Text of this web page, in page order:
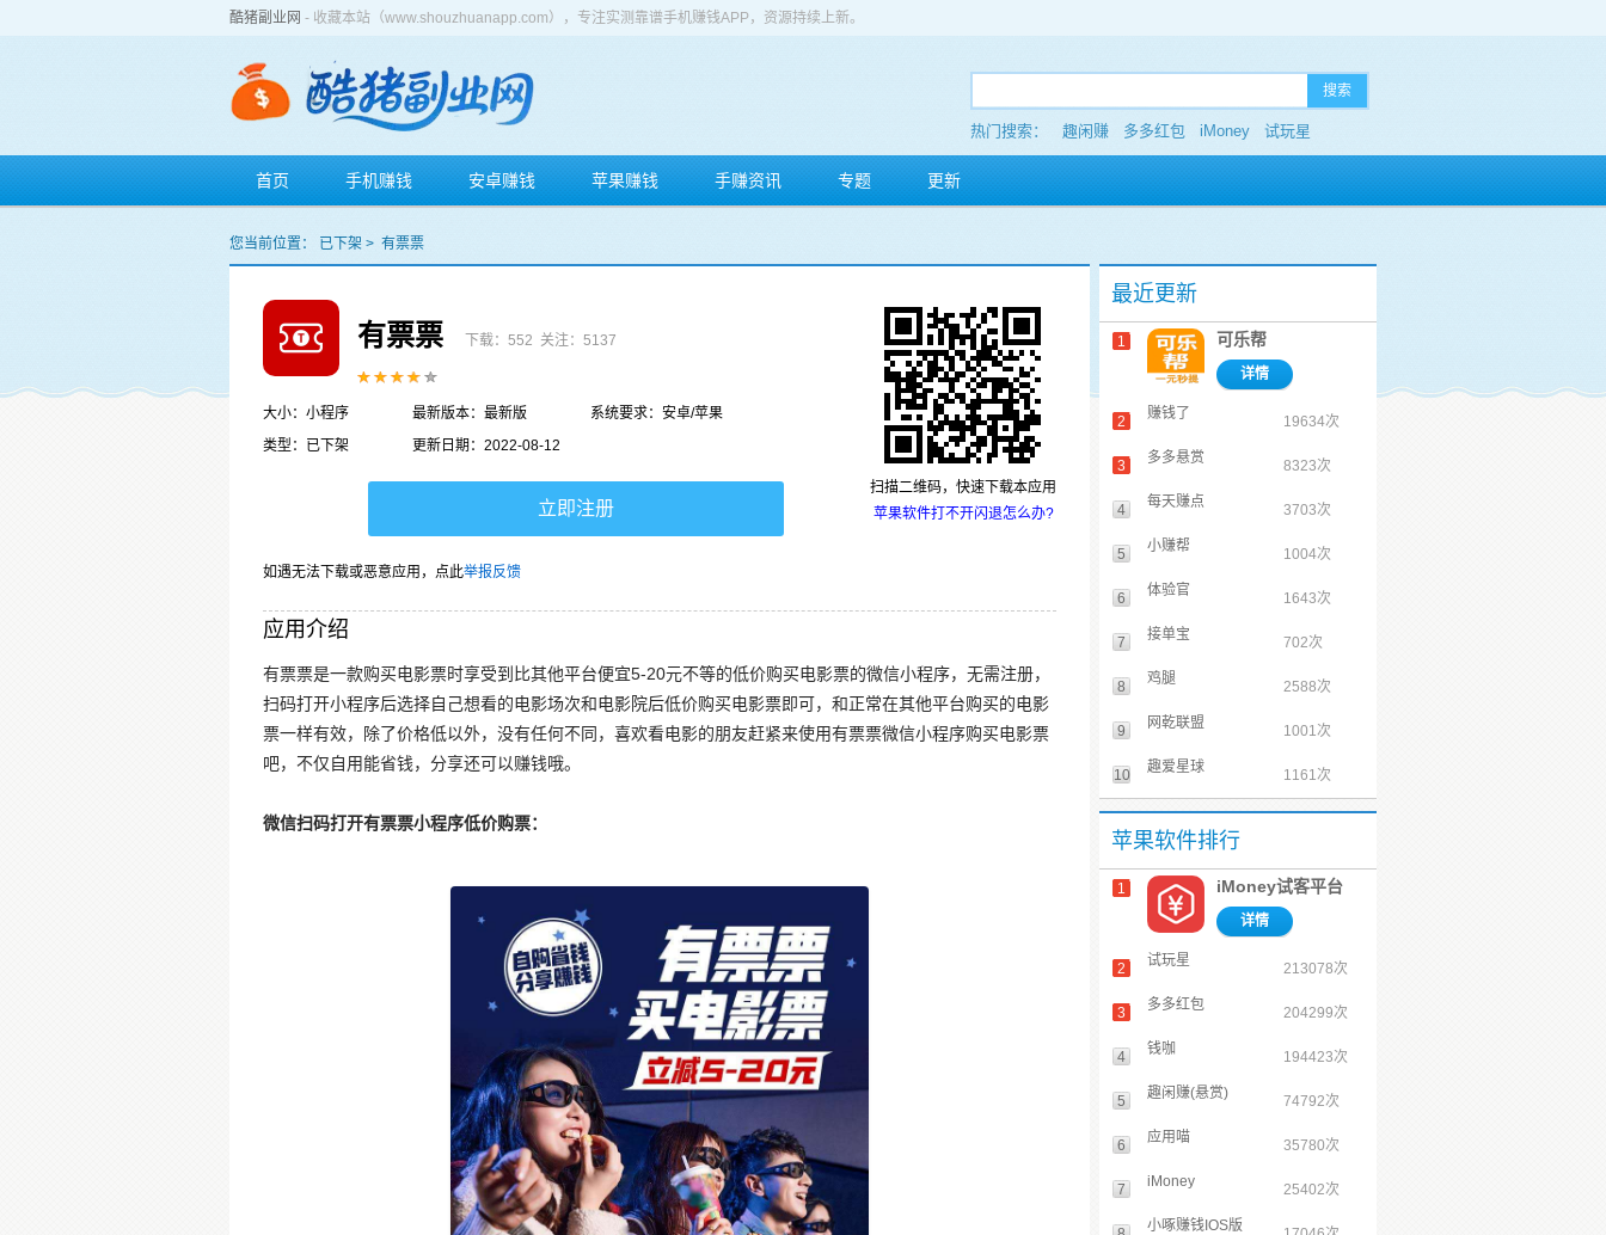
酷猪副业网 - 收藏本站（www.shouzhuanapp.com），专注实测靠谱手机赚钱APP，资源持续上新。
搜索
热门搜索： 趣闲赚 多多红包 iMoney 试玩星
首页 手机赚钱 安卓赚钱 苹果赚钱 手赚资讯 专题 更新
您当前位置： 已下架 > 有票票
扫描二维码，快速下载本应用
苹果软件打不开闪退怎么办?
有票票 下载：552 关注：5137
大小：小程序 最新版本：最新版
系统要求：安卓/苹果
类型：已下架
更新日期：2022-08-12
立即注册
如遇无法下载或恶意应用，点此举报反馈
应用介绍
有票票是一款购买电影票时享受到比其他平台便宜5-20元不等的低价购买电影票的微信小程序，无需注册，
扫码打开小程序后选择自己想看的电影场次和电影院后低价购买电影票即可，和正常在其他平台购买的电影
票一样有效，除了价格低以外，没有任何不同，喜欢看电影的朋友赶紧来使用有票票微信小程序购买电影票
吧，不仅自用能省钱，分享还可以赚钱哦。
微信扫码打开有票票小程序低价购票：
最近更新
1 可乐帮
详情
2 赚钱了 19634次
3 多多悬赏 8323次
4 每天赚点 3703次
5 小赚帮 1004次
6 体验官 1643次
7 接单宝 702次
8 鸡腿 2588次
9 网乾联盟 1001次
10 趣爱星球 1161次
苹果软件排行
1 iMoney试客平台
详情
2 试玩星 213078次
3 多多红包 204299次
4 钱咖 194423次
5 趣闲赚(悬赏) 74792次
6 应用喵 35780次
7 iMoney 25402次
小啄赚钱IOS版